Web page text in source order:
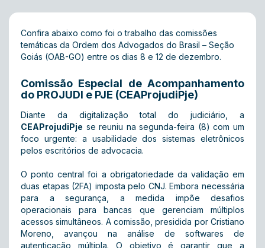
Confira abaixo como foi o trabalho das comissões
temáticas da Ordem dos Advogados do Brasil – Seção
Goiás (OAB-GO) entre os dias 8 e 12 de dezembro.
Comissão Especial de Acompanhamento
do PROJUDI e PJE (CEAProjudiPje)
Diante da digitalização total do judiciário, a
CEAProjudiPje se reuniu na segunda-feira (8) com um
foco urgente: a usabilidade dos sistemas eletrônicos
pelos escritórios de advocacia.
O ponto central foi a obrigatoriedade da validação em
duas etapas (2FA) imposta pelo CNJ. Embora necessária
para a segurança, a medida impõe desafios
operacionais para bancas que gerenciam múltiplos
acessos simultâneos. A comissão, presidida por Cristiano
Moreno, avançou na análise de softwares de
autenticação múltipla. O objetivo é garantir que a